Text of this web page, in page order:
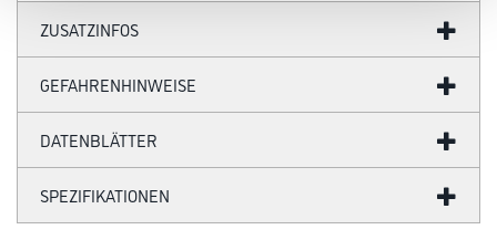
ZUSATZINFOS
GEFAHRENHINWEISE
DATENBLÄTTER
SPEZIFIKATIONEN